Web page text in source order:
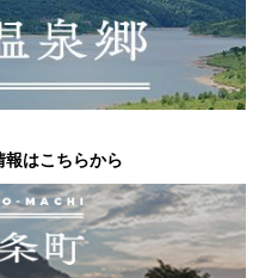
はこちらから